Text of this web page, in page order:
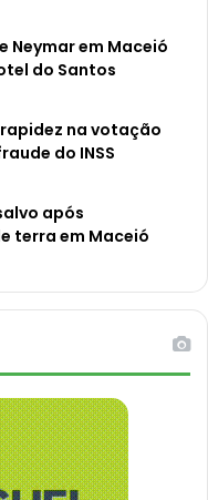
Neymar em Maceió
do Santos
na votação
do INSS
após
terra em Maceió